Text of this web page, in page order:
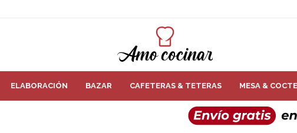
ELABORACIÓN BAZAR CAFETERAS & TETERAS MESA &